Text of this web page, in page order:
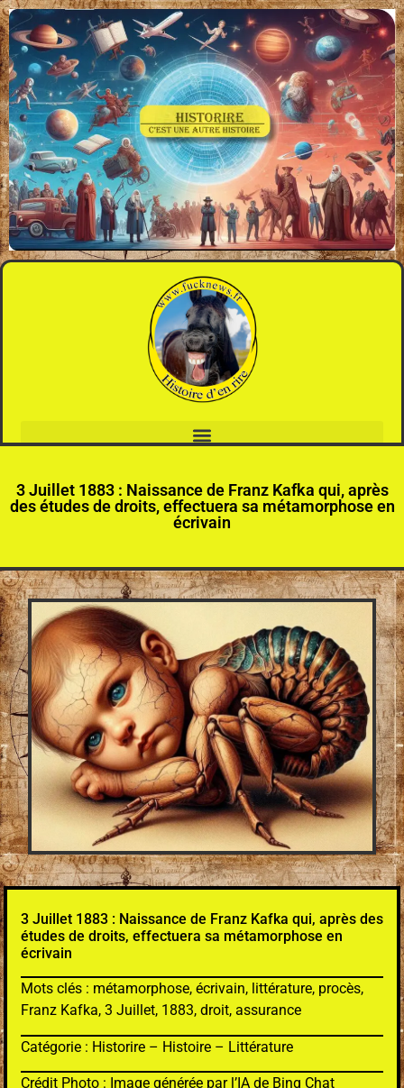
3 Juillet 1883 : Naissance de Franz Kafka qui, après
des études de droits, effectuera sa métamorphose en
écrivain
3 Juillet 1883 : Naissance de Franz Kafka qui, après des
études de droits, effectuera sa métamorphose en
écrivain
Mots clés : métamorphose, écrivain, littérature, procès,
Franz Kafka, 3 Juillet, 1883, droit, assurance
Catégorie : Historire – Histoire – Littérature
Crédit Photo : Image générée par l’IA de Bing Chat